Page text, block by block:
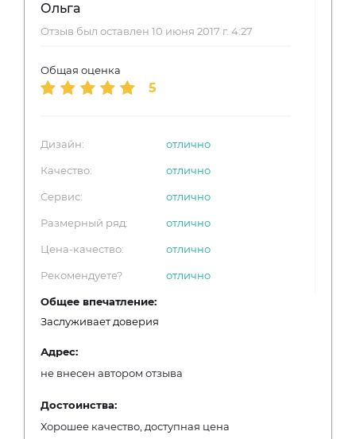
Ольга
Отзыв был оставлен 10 июня 2017 г. 4:27
Общая оценка
5
Дизайн: отлично
Качество: отлично
Сервис: отлично
Размерный ряд: отлично
Цена-качество: отлично
Рекомендуете? отлично
Общее впечатление:
Заслуживает доверия
Адрес:
не внесен автором отзыва
Достоинства:
Хорошее качество, доступная цена